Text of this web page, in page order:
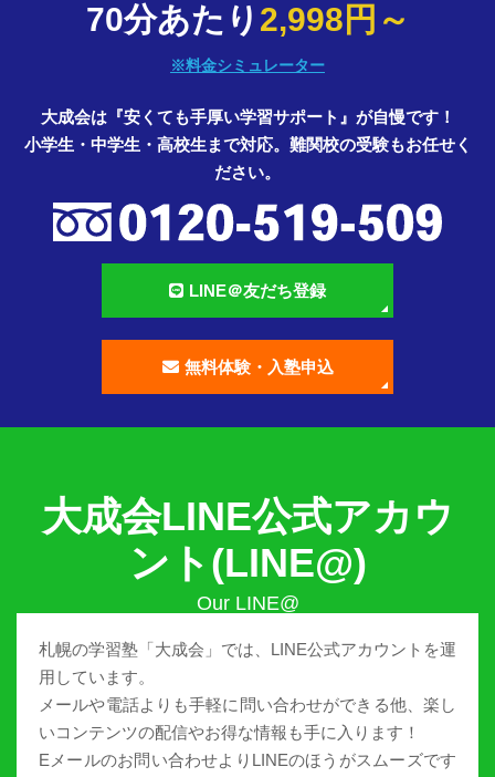
70分あたり 2,998円～
※料金シミュレーター
大成会は『安くても手厚い学習サポート』が自慢です！
小学生・中学生・高校生まで対応。難関校の受験もお任せく
ださい。
LINE＠友だち登録
無料体験・入塾申込
大成会LINE公式アカウ
ント(LINE@)
札幌の学習塾「大成会」では、LINE公式アカウントを運
用しています。
メールや電話よりも手軽に問い合わせができる他、楽し
いコンテンツの配信やお得な情報も手に入ります！
Eメールのお問い合わせよりLINEのほうがスムーズです